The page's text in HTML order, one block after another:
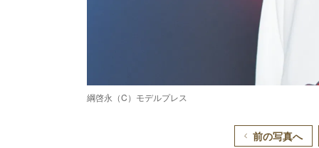
綱啓永（C）モデルプレス
前の写真へ